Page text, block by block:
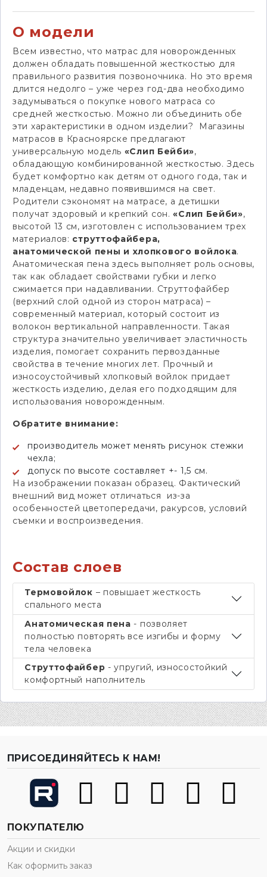
О модели
Всем известно, что матрас для новорожденных
должен обладать повышенной жесткостью для
правильного развития позвоночника. Но это время
длится недолго – уже через год-два необходимо
задумываться о покупке нового матраса со
средней жесткостью. Можно ли объединить обе
эти характеристики в одном изделии?
Магазины
матрасов в Красноярске предлагают
универсальную модель «Слип Бейби»,
обладающую комбинированной жесткостью. Здесь
будет комфортно как детям от одного года, так и
младенцам, недавно появившимся на свет.
Родители сэкономят на матрасе, а детишки
получат здоровый и крепкий сон.«Слип Бейби»,
высотой 13 см, изготовлен с использованием трех
материалов: струттофайбера,
анатомической пены и хлопкового войлока.
Анатомическая пена здесь выполняет роль основы,
так как обладает свойствами губки и легко
сжимается при надавливании. Струттофайбер
(верхний слой одной из сторон матраса) –
современный материал, который состоит из
волокон вертикальной направленности. Такая
структура значительно увеличивает эластичность
изделия, помогает сохранить первозданные
свойства в течение многих лет. Прочный и
износоустойчивый хлопковый войлок придает
жесткость изделию, делая его подходящим для
использования новорожденным.
Обратите внимание:
производитель может менять рисунок стежки
чехла;
допуск по высоте составляет +- 1,5 см.
На изображении показан образец. Фактический
внешний вид может отличаться из-за
особенностей цветопередачи, ракурсов, условий
съемки и воспроизведения.
Состав слоев
Термовойлок – повышает жесткость
спального места
Анатомическая пена - позволяет
полностью повторять все изгибы и форму
тела человека
Струттофайбер - упругий, износостойкий
комфортный наполнитель
ПРИСОЕДИНЯЙТЕСЬ К НАМ!
ПОКУПАТЕЛЮ
Акции и скидки
Как оформить заказ